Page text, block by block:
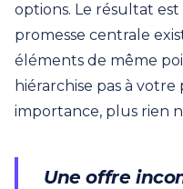
options. Le résultat
promesse centrale
éléments de même
hiérarchise pas à
importance, plus rien
Une offre